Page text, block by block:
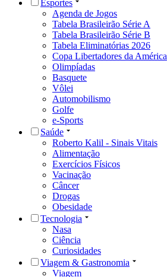
Esportes
Agenda de Jogos
Tabela Brasileirão Série A
Tabela Brasileirão Série B
Tabela Eliminatórias 2026
Copa Libertadores da América
Olimpíadas
Basquete
Vôlei
Automobilismo
Golfe
e-Sports
Saúde
Roberto Kalil - Sinais Vitais
Alimentação
Exercícios Físicos
Vacinação
Câncer
Drogas
Obesidade
Tecnologia
Nasa
Ciência
Curiosidades
Viagem & Gastronomia
Viagem